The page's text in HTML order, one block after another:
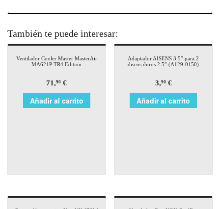
También te puede interesar:
Ventilador Cooler Master MasterAir
MA621P TR4 Edition
71,90 €
Añadir al carrito
Adaptador AISENS 3.5″ para 2
discos duros 2.5″ (A129-0150)
3,90€
Añadir al carrito